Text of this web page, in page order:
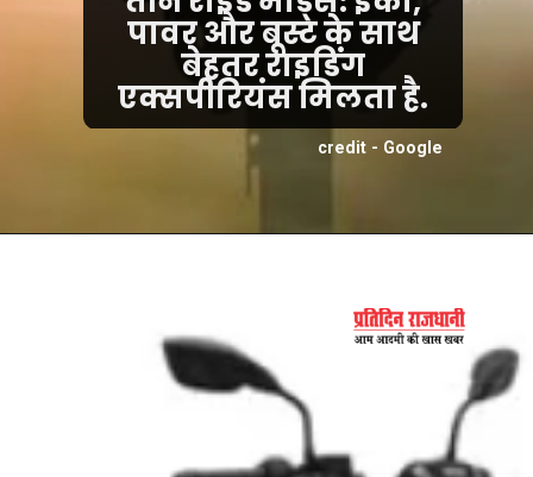
पावर और बूस्ट के साथ
बेहतर राइडिंग
एक्सपीरियंस मिलता है.
credit - Google